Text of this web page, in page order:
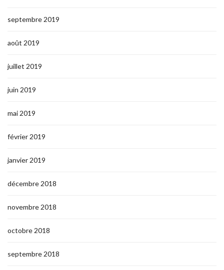
septembre 2019
août 2019
juillet 2019
juin 2019
mai 2019
février 2019
janvier 2019
décembre 2018
novembre 2018
octobre 2018
septembre 2018